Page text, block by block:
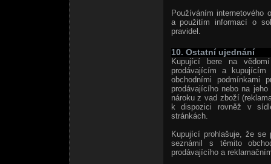
Používáním internetového
a použitím informací o
pravidel.
10. Ostatní ujednání
Kupující bere na
prodávajícím a
obchodními
prodávajícího nebo na
nároku z vad zboží
k dispozici rovněž v
stránkách.
Kupující prohlašuje, že se
seznámil s těmito
prodávajícího a